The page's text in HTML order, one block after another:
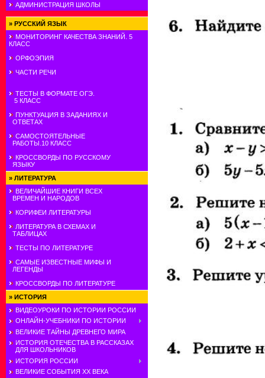
АДМИНИСТРАЦИЯ ШКОЛЫ
» РУССКИЙ ЯЗЫК
МОНИТОРИНГ КАЧЕСТВА ЗНАНИЙ. 5
КЛАСС
ОРФОЭПИЯ
ЧАСТИ РЕЧИ
ТЕСТЫ В ФОРМАТЕ ОГЭ.
5 КЛАСС
ПУНКТУАЦИЯ В ЗАДАНИЯХ И
ОТВЕТАХ
САМОСТОЯТЕЛЬНЫЕ
РАБОТЫ.10 КЛАСС
КРОССВОРДЫ ПО РУССКОМУ
ЯЗЫКУ
» ЛИТЕРАТУРА
ВЕЛИЧАЙШИЕ КНИГИ ВСЕХ
ВРЕМЕН И НАРОДОВ
КОРИФЕИ ЛИТЕРАТУРЫ
ЛИТЕРАТУРА В СХЕМАХ И
ТАБЛИЦАХ
ТЕСТЫ ПО ЛИТЕРАТУРЕ
САМЫЕ ИЗВЕСТНЫЕ МИФЫ И
ЛЕГЕНДЫ
КРОССВОРДЫ ПО ЛИТЕРАТУРЕ
» ИСТОРИЯ
ВИДЕОУРОКИ ПО ИСТОРИИ РОССИИ
ОНЛАЙН-УЧЕБНИКИ ПО ИСТОРИИ
ВЕЛИКИЕ ТАЙНЫ ДРЕВНЕГО МИРА
ИСТОРИЯ ОТЕЧЕСТВА В РАССКАЗАХ
ДЛЯ ШКОЛЬНИКОВ
ИСТОРИЯ РОССИИ
ВЕЛИКИЕ СОБЫТИЯ ХХ ВЕКА